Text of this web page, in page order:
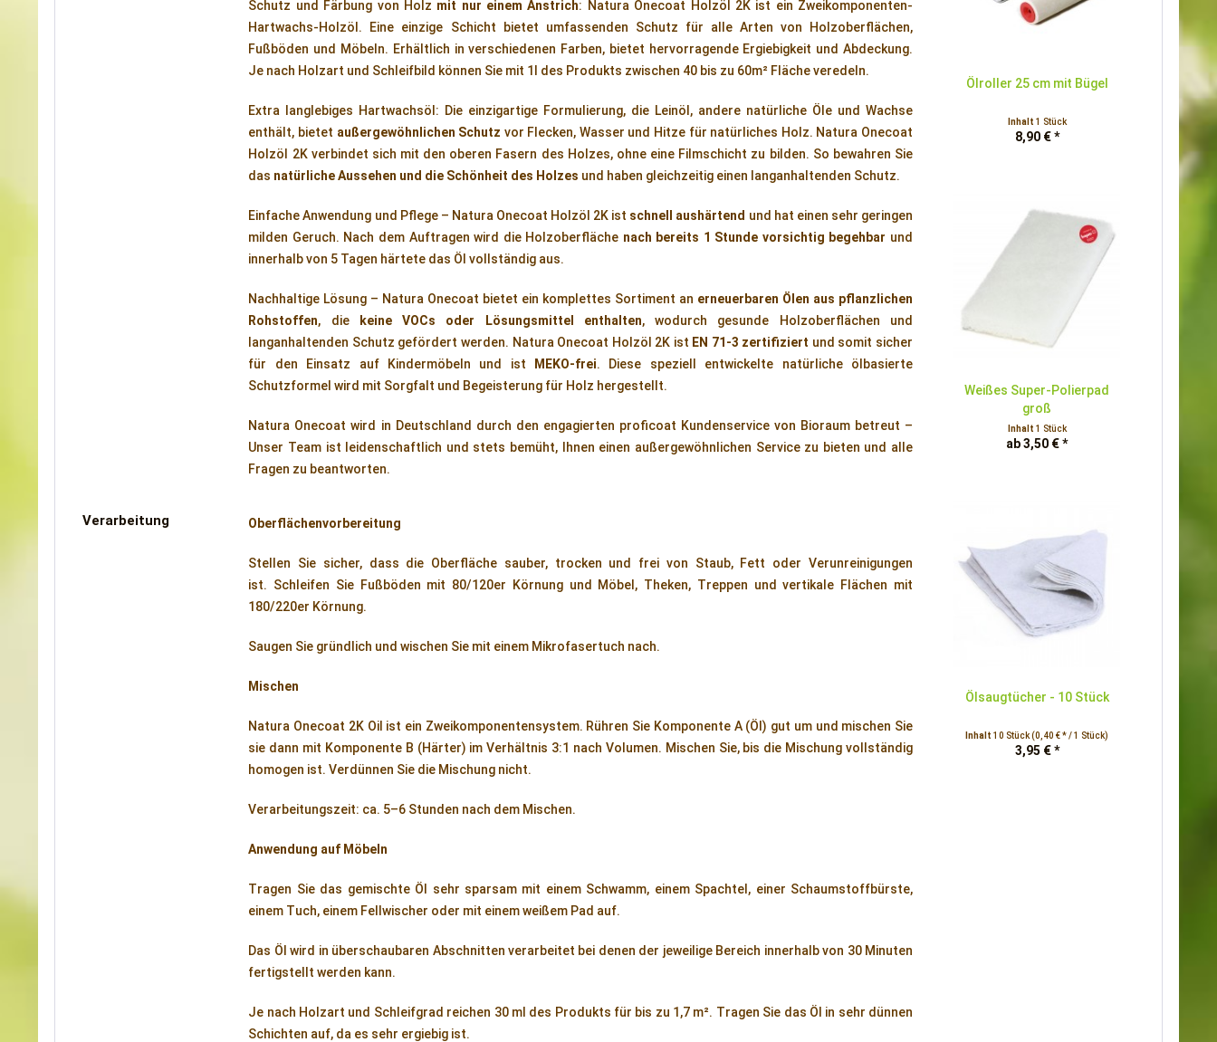
Schutz und Färbung von Holz mit nur einem Anstrich: Natura Onecoat Holzöl 2K ist ein Zweikomponenten-
Hartwachs-Holzöl. Eine einzige Schicht bietet umfassenden Schutz für alle Arten von Holzoberflächen,
Fußböden und Möbeln. Erhältlich in verschiedenen Farben, bietet hervorragende Ergiebigkeit und Abdeckung.
Je nach Holzart und Schleifbild können Sie mit 1l des Produkts zwischen 40 bis zu 60m² Fläche veredeln.
Extra langlebiges Hartwachsöl: Die einzigartige Formulierung, die Leinöl, andere natürliche Öle und Wachse
enthält, bietet außergewöhnlichen Schutz vor Flecken, Wasser und Hitze für natürliches Holz. Natura Onecoat
Holzöl 2K verbindet sich mit den oberen Fasern des Holzes, ohne eine Filmschicht zu bilden. So bewahren Sie
das natürliche Aussehen und die Schönheit des Holzes und haben gleichzeitig einen langanhaltenden Schutz.
Einfache Anwendung und Pflege – Natura Onecoat Holzöl 2K ist schnell aushärtend und hat einen sehr geringen
milden Geruch. Nach dem Auftragen wird die Holzoberfläche nach bereits 1 Stunde vorsichtig begehbar und
innerhalb von 5 Tagen härtete das Öl vollständig aus.
Nachhaltige Lösung – Natura Onecoat bietet ein komplettes Sortiment an erneuerbaren Ölen aus pflanzlichen
Rohstoffen, die keine VOCs oder Lösungsmittel enthalten, wodurch gesunde Holzoberflächen und
langanhaltenden Schutz gefördert werden. Natura Onecoat Holzöl 2K ist EN 71-3 zertifiziert und somit sicher
für den Einsatz auf Kindermöbeln und ist
MEKO-frei. Diese speziell entwickelte natürliche ölbasierte
Schutzformel wird mit Sorgfalt und Begeisterung für Holz hergestellt.
Natura Onecoat wird in Deutschland durch den engagierten proficoat Kundenservice von Bioraum betreut –
Unser Team ist leidenschaftlich und stets bemüht, Ihnen einen außergewöhnlichen Service zu bieten und alle
Fragen zu beantworten.
Verarbeitung Oberflächenvorbereitung
Stellen Sie sicher, dass die Oberfläche sauber, trocken und frei von Staub, Fett oder Verunreinigungen
ist. Schleifen Sie Fußböden mit 80/120er Körnung und Möbel, Theken, Treppen und vertikale Flächen mit
180/220er Körnung.
Saugen Sie gründlich und wischen Sie mit einem Mikrofasertuch nach.
Mischen
Natura Onecoat 2K Oil ist ein Zweikomponentensystem. Rühren Sie Komponente A (Öl) gut um und mischen Sie
sie dann mit Komponente B (Härter) im Verhältnis 3:1 nach Volumen. Mischen Sie, bis die Mischung vollständig
homogen ist. Verdünnen Sie die Mischung nicht.
Verarbeitungszeit: ca. 5–6 Stunden nach dem Mischen.
Anwendung auf Möbeln
Tragen Sie das gemischte Öl sehr sparsam mit einem Schwamm, einem Spachtel, einer Schaumstoffbürste,
einem Tuch, einem Fellwischer oder mit einem weißem Pad auf.
Das Öl wird in überschaubaren Abschnitten verarbeitet bei denen der jeweilige Bereich innerhalb von 30 Minuten
fertigstellt werden kann.
Je nach Holzart und Schleifgrad reichen 30 ml des Produkts für bis zu 1,7 m². Tragen Sie das Öl in sehr dünnen
Schichten auf, da es sehr ergiebig ist.
Ölroller 25 cm mit Bügel
Inhalt 1 Stück
8,90 € *
Weißes Super-Polierpad
groß
Inhalt 1 Stück
ab 3,50 € *
Ölsaugtücher - 10 Stück
Inhalt10 Stück(0,40 € * / 1 Stück)
3,95 € *